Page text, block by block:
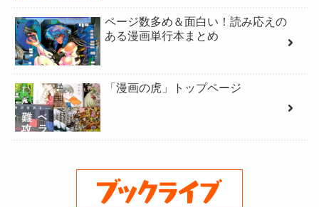
ページ数多め＆面白い！読み応えの
ある漫画単行本まとめ
「漫画の虎」トップページ